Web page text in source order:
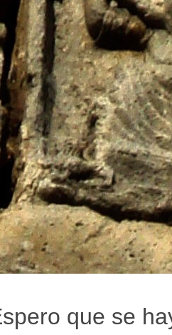
que se